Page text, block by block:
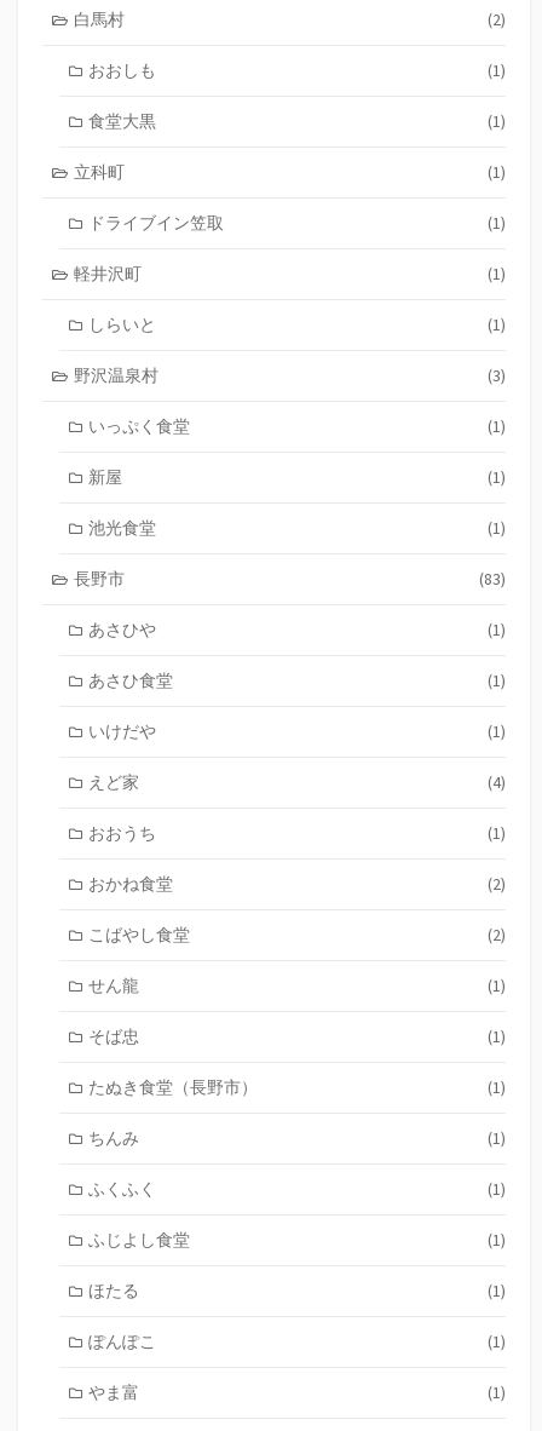
白馬村 (2)
おおしも (1)
食堂大黒 (1)
立科町 (1)
ドライブイン笠取 (1)
軽井沢町 (1)
しらいと (1)
野沢温泉村 (3)
いっぷく食堂 (1)
新屋 (1)
池光食堂 (1)
長野市 (83)
あさひや (1)
あさひ食堂 (1)
いけだや (1)
えど家 (4)
おおうち (1)
おかね食堂 (2)
こばやし食堂 (2)
せん龍 (1)
そば忠 (1)
たぬき食堂（長野市） (1)
ちんみ (1)
ふくふく (1)
ふじよし食堂 (1)
ほたる (1)
ぽんぽこ (1)
やま富 (1)